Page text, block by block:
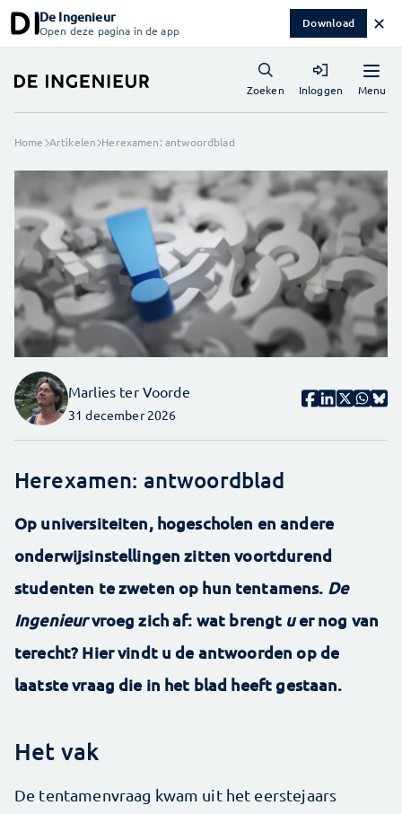
De Ingenieur
Open deze pagina in de app Download ✕
Menu
Zoeken Inloggen
Home Artikelen Herexamen: antwoordblad
Marlies ter Voorde
31 december 2026
Herexamen: antwoordblad
Op universiteiten, hogescholen en andere
onderwijsinstellingen zitten voortdurend
studenten te zweten op hun tentamens. De
Ingenieurvroeg zich af: wat brengt uer nog van
terecht? Hier vindt u de antwoorden op de
laatste vraag die in het blad heeft gestaan.
Het vak
De tentamenvraag kwam uit het eerstejaars